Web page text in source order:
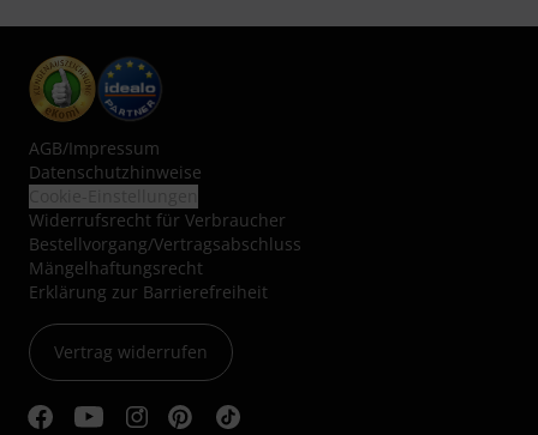
AGB/Impressum
Datenschutzhinweise
Widerrufsrecht für Verbraucher
Bestellvorgang/Vertragsabschluss
Mängelhaftungsrecht
Erklärung zur Barrierefreiheit
Vertrag widerrufen